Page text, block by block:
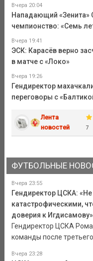
Вчера 20:04
Нападающий «Зенита»
чемпионство: «Семь
Вчера 19:41
ЭСК: Карасёв верно
в матче с «Локо»
Вчера 19:26
Гендиректор
переговоры с
Лента
новостей
7
ФУТБОЛЬНЫЕ
Вчера 23:55
Гендиректор ЦСКА:
катастрофическими,
доверия к Игдисамову»
Гендиректор ЦСКА
команды после третьего
Вчера 23:28